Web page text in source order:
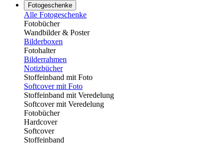
Fotogeschenke
Alle Fotogeschenke
Fotobücher
Wandbilder & Poster
Bilderboxen
Fotohalter
Bilderrahmen
Notizbücher
Stoffeinband mit Foto
Softcover mit Foto
Stoffeinband mit Veredelung
Softcover mit Veredelung
Fotobücher
Hardcover
Softcover
Stoffeinband